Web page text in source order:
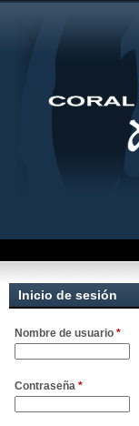
Inicio de sesión
Nombre de usuario *
Contraseña *